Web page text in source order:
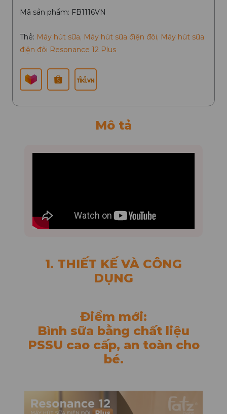
Mã sản phẩm: FB1116VN
Thẻ: Máy hút sữa, Máy hút sữa điện đôi, Máy hút sữa
điện đôi Resonance 12 Plus
Mô tả
1. THIẾT KẾ VÀ CÔNG
DỤNG
Điểm mới:
Bình sữa bằng chất liệu
PSSU cao cấp, an toàn cho
bé.